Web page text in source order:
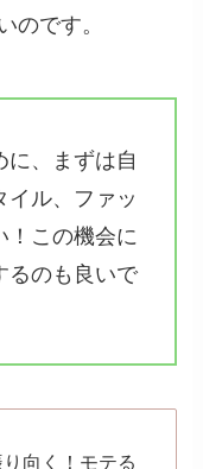
のです。
に、まずは自
イル、ファッ
！この機会に
るのも良いで
向く！モテる